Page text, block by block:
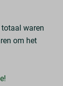
waren
om het